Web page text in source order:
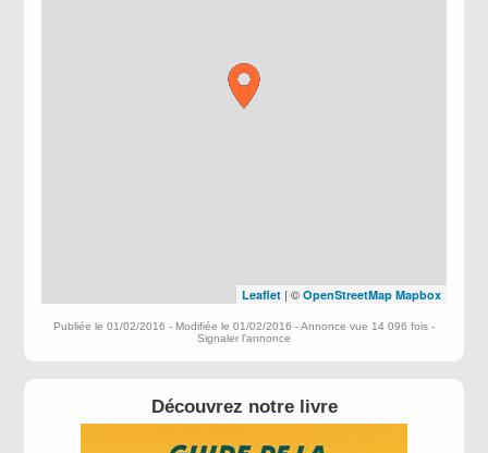
Leaflet| © OpenStreetMap Mapbox
Publiée le 01/02/2016 - Modifiée le 01/02/2016 - Annonce vue 14 096 fois -
Signaler l'annonce
Découvrez notre livre